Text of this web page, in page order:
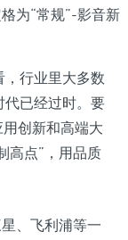
行业里大多数
代已经过时。要
创新和高端大
高点”，用品质
、飞利浦等一